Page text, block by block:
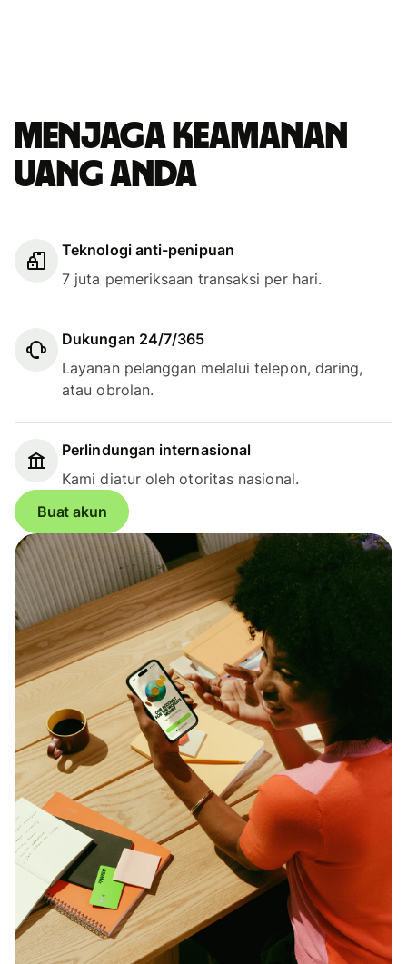
Menjaga keamanan
uang Anda
Teknologi anti-penipuan
7 juta pemeriksaan transaksi per hari.
Dukungan 24/7/365
Layanan pelanggan melalui telepon, daring,
atau obrolan.
Perlindungan internasional
Kami diatur oleh otoritas nasional.
Buat akun